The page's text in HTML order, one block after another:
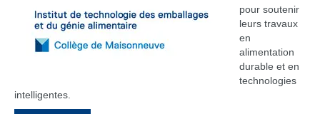
pour soutenir
leurs travaux
en
alimentation
durable et en
technologies
intelligentes.